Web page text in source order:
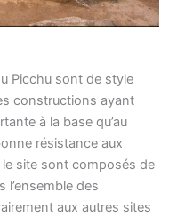
Picchu sont de style
constructions ayant
à la base qu’au
résistance aux
le site sont composés de
l’ensemble des
aux autres sites